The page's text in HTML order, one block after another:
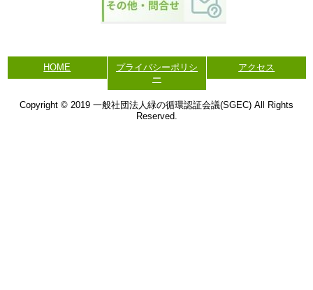
HOME
プライバシーポリシ
ー
アクセス
Copyright © 2019 一般社団法人緑の循環認証会議(SGEC) All Rights
Reserved.